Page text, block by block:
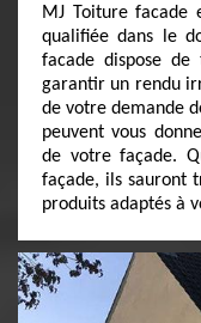
MJ Toiture facade
qualifiée dans le
facade dispose de
garantir un rendu
de votre demande
peuvent vous
de votre façade.
façade, ils sauront
produits adaptés à